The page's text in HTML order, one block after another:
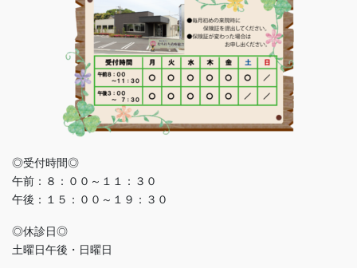
◎受付時間◎
午前：８：００～１１：３０
午後：１５：００～１９：３０
◎休診日◎
土曜日午後・日曜日